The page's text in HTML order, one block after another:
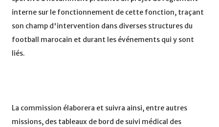
interne sur le fonctionnement de cette fonction, traçant
son champ d'intervention dans diverses structures du
football marocain et durant les événements qui y sont
liés.
La commission élaborera et suivra ainsi, entre autres
missions, des tableaux de bord de suivi médical des